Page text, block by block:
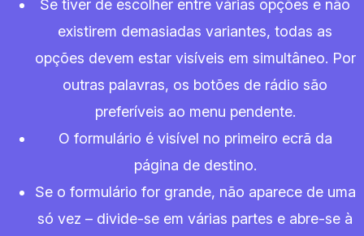
Se tiver de escolher entre várias opções e não
existirem demasiadas variantes, todas as
opções devem estar visíveis em simultâneo. Por
outras palavras, os botões de rádio são
preferíveis ao menu pendente.
O formulário é visível no primeiro ecrã da
página de destino.
Se o formulário for grande, não aparece de uma
só vez – divide-se em várias partes e abre-se à